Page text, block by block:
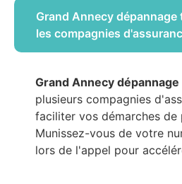
Grand Annecy
les compagnies
Grand Annecy dépannage
plusieurs compagnies
faciliter vos démarches de
Munissez-vous de votre
lors de l'appel pour